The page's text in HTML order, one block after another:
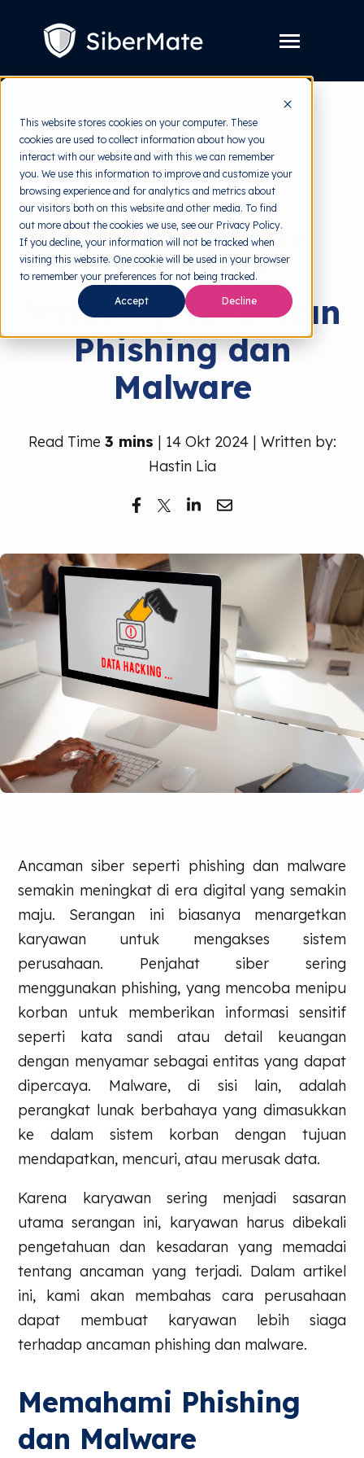
This website stores cookies on your computer. These
cookies are used to collect information about how you
interact with our website and with this we can remember
you. We use this information to improve and customize your
browsing experience and for analytics and metrics about
our visitors both on this website and other media. To find
out more about the cookies we use, see our Privacy Policy.
If you decline, your information will not be tracked when
visiting this website. One cookie will be used in your browser
to remember your preferences for not being tracked.
Accept Decline
Toggle
children
for
Layanan
Harga
Resources Toggle
children
for
Resources
Tools Gratis Toggle
children
for
Tools
Gratis
Tentang
Coba Gratis
back to HRMI
Security Awareness
Cara Karyawan
Lebih Siaga
terhadap Ancaman
Phishing dan
Malware
Read Time 3 mins | 14 Okt 2024 | Written by:
Hastin Lia
Ancaman siber seperti phishing dan malware
semakin meningkat di era digital yang semakin
maju. Serangan ini biasanya menargetkan
karyawan untuk mengakses sistem
perusahaan. Penjahat siber sering
menggunakan phishing, yang mencoba menipu
korban untuk memberikan informasi sensitif
seperti kata sandi atau detail keuangan
dengan menyamar sebagai entitas yang dapat
dipercaya. Malware, di sisi lain, adalah
perangkat lunak berbahaya yang dimasukkan
ke dalam sistem korban dengan tujuan
mendapatkan, mencuri, atau merusak data.
Karena karyawan sering menjadi sasaran
utama serangan ini, karyawan harus dibekali
pengetahuan dan kesadaran yang memadai
tentang ancaman yang terjadi. Dalam artikel
ini, kami akan membahas cara perusahaan
dapat membuat karyawan lebih siaga
terhadap ancaman phishing dan malware.
Memahami Phishing
dan Malware